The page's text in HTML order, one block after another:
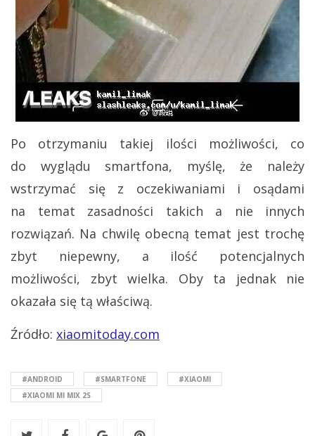
Po otrzymaniu takiej ilości możliwości, co
do wyglądu smartfona, myślę, że należy
wstrzymać się z oczekiwaniami i osądami
na temat zasadności takich a nie innych
rozwiązań. Na chwilę obecną temat jest trochę
zbyt niepewny, a ilość potencjalnych
możliwości, zbyt wielka. Oby ta jednak nie
okazała się tą właściwą.
Źródło: xiaomitoday.com
#ANDROID #SMARTFONE
#XIAOMI
#XIAOMI MI MIX 2S